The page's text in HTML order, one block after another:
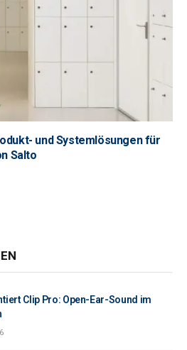
und Systemlösungen für
Salto
Clip Pro: Open-Ear-Sound im